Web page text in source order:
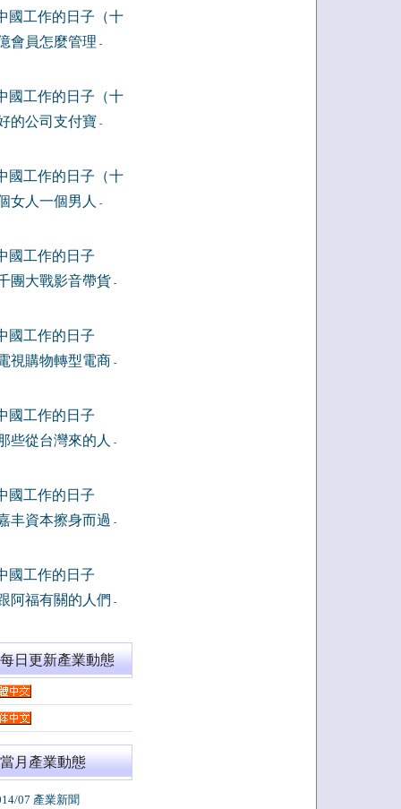
國工作的日子（十
會員怎麼管理 -
國工作的日子（十
的公司支付寶 -
國工作的日子（十
女人一個男人
-
國工作的日子
團大戰影音帶貨 -
國工作的日子
視購物轉型電商 -
國工作的日子
些從台灣來的人
-
國工作的日子
丰資本擦身而過 -
國工作的日子
阿福有關的人們 -
日更新產業動態
當月產業動態
07 產業新聞